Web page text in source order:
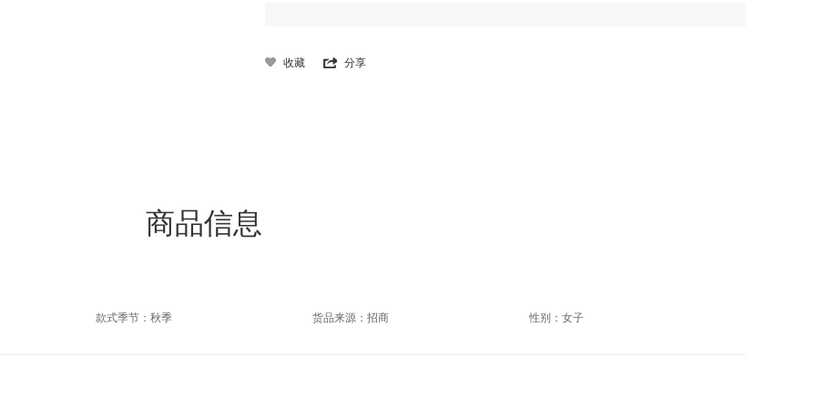
收藏 分享
商品信息
款式季节：秋季 货品来源：招商 性别：女子